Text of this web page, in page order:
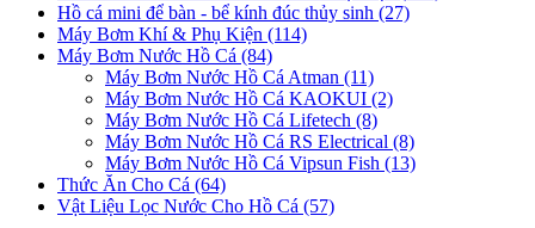
Hồ cá mini để bàn - bể kính đúc thủy sinh (27)
Máy Bơm Khí & Phụ Kiện (114)
Máy Bơm Nước Hồ Cá (84)
Máy Bơm Nước Hồ Cá Atman (11)
Máy Bơm Nước Hồ Cá KAOKUI (2)
Máy Bơm Nước Hồ Cá Lifetech (8)
Máy Bơm Nước Hồ Cá RS Electrical (8)
Máy Bơm Nước Hồ Cá Vipsun Fish (13)
Thức Ăn Cho Cá (64)
Vật Liệu Lọc Nước Cho Hồ Cá (57)